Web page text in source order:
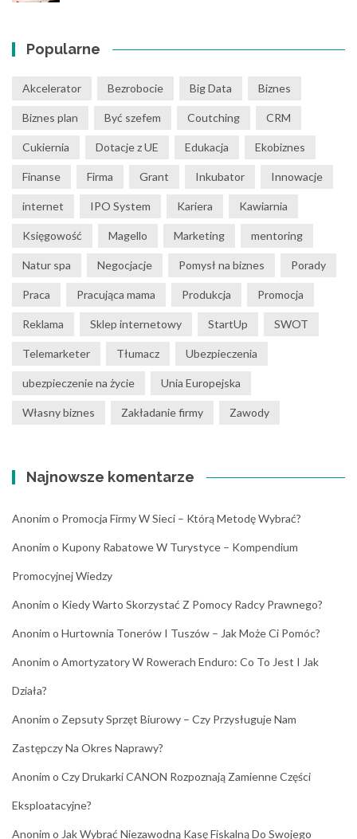
Popularne
Akcelerator Bezrobocie Big Data Biznes
Biznes plan Być szefem Coutching CRM
Cukiernia Dotacje z UE Edukacja Ekobiznes
Finanse Firma Grant Inkubator Innowacje
internet IPO System Kariera Kawiarnia
Księgowość Magello Marketing mentoring
Natur spa Negocjacje Pomysł na biznes Porady
Praca Pracująca mama Produkcja Promocja
Reklama Sklep internetowy StartUp SWOT
Telemarketer Tłumacz Ubezpieczenia
ubezpieczenie na życie Unia Europejska
Własny biznes Zakładanie firmy Zawody
Najnowsze komentarze
Anonim o Promocja Firmy W Sieci – Którą Metodę Wybrać?
Anonim o Kupony Rabatowe W Turystyce – Kompendium
Promocyjnej Wiedzy
Anonim o Kiedy Warto Skorzystać Z Pomocy Radcy Prawnego?
Anonim o Hurtownia Tonerów I Tuszów – Jak Może Ci Pomóc?
Anonim o Amortyzatory W Rowerach Enduro: Co To Jest I Jak
Działa?
Anonim o Zepsuty Sprzęt Biurowy – Czy Przysługuje Nam
Zastępczy Na Okres Naprawy?
Anonim o Czy Drukarki CANON Rozpoznają Zamienne Części
Eksploatacyjne?
Anonim o Jak Wybrać Niezawodną Kasę Fiskalną Do Swojego